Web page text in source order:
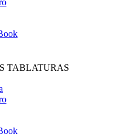
TABLATURAS